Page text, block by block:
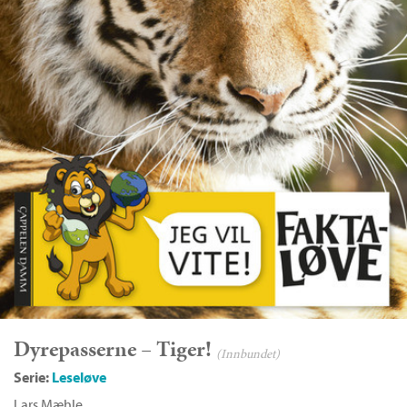
Dyrepasserne – Tiger! (Innbundet)
Serie: Leseløve